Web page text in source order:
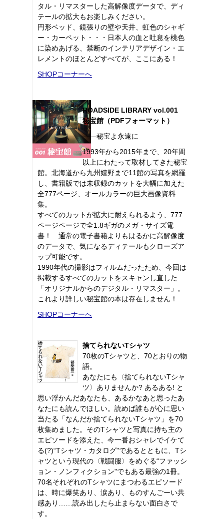
タル・リマスターした高解像度データで、ディ
テールの拡大もお楽しみください。
円形ベッド、鏡張りの壁や天井、虹色のシャギ
ー・カーペット・・・日本人の血と吐息を桃色
に染めあげる、禁断のインテリアデザイン・エ
レメントのほとんどすべてが、ここにある！
SHOPコーナーへ
ROADSIDE LIBRARY vol.001
秘宝館（PDFフォーマット）
――秘宝よ永遠に
1993年から2015年まで、20年間
以上にわたって取材してきた秘宝
館。北海道から九州嬉野まで11館の写真を網羅
し、書籍版では未収録のカットを大幅に加えた
全777ページ、オールカラーの巨大画像資料
集。
すべてのカットが拡大に耐えられるよう、777
ページページで全1.8ギガのメガ・サイズ電
書！ 通常の電子書籍よりもはるかに高解像度
のデータで、気になるディテールもクローズア
ップ可能です。
1990年代の撮影はフィルムだったため、今回は
掲載するすべてのカットをスキャンし直した
「オリジナルからのデジタル・リマスター」。
これより詳しい秘宝館の本は存在しません！
SHOPコーナーへ
捨てられないTシャツ
70枚のTシャツと、70とおりの物
語。
あなたにも〈捨てられないTシャ
ツ〉ありませんか? あるある! と
思い浮かんだあなたも、あるかなあと思ったあ
なたにも読んでほしい。読めば誰もが心に思い
当たる「なんだか捨てられないTシャツ」を70
枚集めました。そのTシャツと写真に持ち主の
エピソードを添えた、今一番おシャレでイケて
る(?)“Tシャツ・カタログ"であるとともに、Tシ
ャツという現代の〈戦闘服〉をめぐる“ファッシ
ョン・ノンフィクション"でもある最強の1冊。
70名それぞれのTシャツにまつわるエピソード
は、時に爆笑あり、涙あり、ものすんごーい共
感あり……読み出したら止まらない面白さで
す。